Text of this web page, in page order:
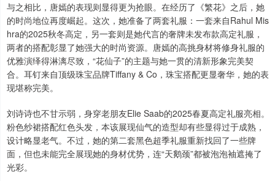
与之相比，唐嫣的表现则显得更为抢眼。在经历了《繁花》之后，她
的时尚地位再度崛起。这次，她准备了两套礼服：一套来自Rahul Mis
hra的2025秋冬高定，另一套则是她代言的奢牌未发布款高定礼服，
两者的搭配彰显了她强大的时尚资源。唐嫣的高挑身材将修身礼服的
优雅演绎得淋漓尽致，“花仙子”的主题与她一贯的清新形象完美契
合。耳钉来自顶级珠宝品牌Tiffany & Co，珠宝搭配更显奢华，她的表
现堪称完美。
刘诗诗也不甘示弱，身穿老朋友Elie Saab的2025春夏高定礼服亮相。
粉色纱裙搭配红色头发，本该展现仙气的造型却有些显得过于成熟，
设计略显老气。不过，她的第二套黑色超季礼服重新找回了一些牌
面，但也未能完全展现她的身材优势，连“天鹅颈”都被泡泡袖遮掩了
光彩。